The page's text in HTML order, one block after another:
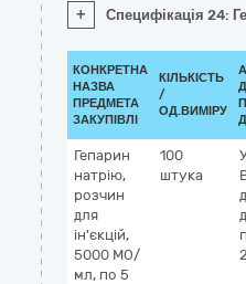
+ Специфікація 24:
КОНКРЕТНА
НАЗВА
ПРЕДМЕТА
ЗАКУПІВЛІ
КІЛЬКІСТЬ
/
ОД.ВИМІРУ
Гепарин
натрію,
розчин
для
ін'єкцій,
5000 МО/
мл, по 5
100
штука